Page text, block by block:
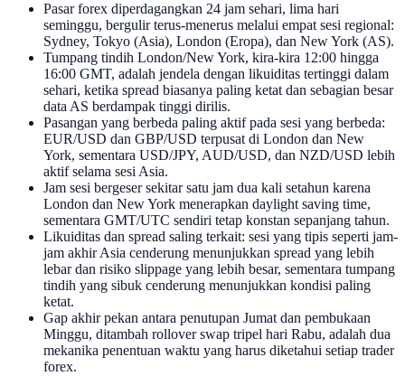
Pasar forex diperdagangkan 24 jam sehari, lima hari
seminggu, bergulir terus-menerus melalui empat sesi regional:
Sydney, Tokyo (Asia), London (Eropa), dan New York (AS).
Tumpang tindih London/New York, kira-kira 12:00 hingga
16:00 GMT, adalah jendela dengan likuiditas tertinggi dalam
sehari, ketika spread biasanya paling ketat dan sebagian besar
data AS berdampak tinggi dirilis.
Pasangan yang berbeda paling aktif pada sesi yang berbeda:
EUR/USD dan GBP/USD terpusat di London dan New
York, sementara USD/JPY, AUD/USD, dan NZD/USD lebih
aktif selama sesi Asia.
Jam sesi bergeser sekitar satu jam dua kali setahun karena
London dan New York menerapkan daylight saving time,
sementara GMT/UTC sendiri tetap konstan sepanjang tahun.
Likuiditas dan spread saling terkait: sesi yang tipis seperti jam-
jam akhir Asia cenderung menunjukkan spread yang lebih
lebar dan risiko slippage yang lebih besar, sementara tumpang
tindih yang sibuk cenderung menunjukkan kondisi paling
ketat.
Gap akhir pekan antara penutupan Jumat dan pembukaan
Minggu, ditambah rollover swap tripel hari Rabu, adalah dua
mekanika penentuan waktu yang harus diketahui setiap trader
forex.